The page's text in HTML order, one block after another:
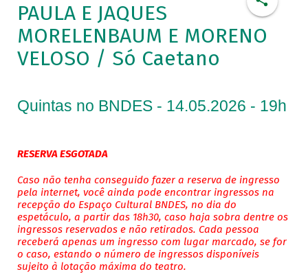
PAULA E JAQUES
MORELENBAUM E MORENO
VELOSO / Só Caetano
Quintas no BNDES - 14.05.2026 - 19h
RESERVA ESGOTADA
Caso não tenha conseguido fazer a reserva de ingresso
pela internet, você ainda pode encontrar ingressos na
recepção do Espaço Cultural BNDES, no dia do
espetáculo, a partir das 18h30, caso haja sobra dentre os
ingressos reservados e não retirados. Cada pessoa
receberá apenas um ingresso com lugar marcado, se for
o caso, estando o número de ingressos disponíveis
sujeito à lotação máxima do teatro.